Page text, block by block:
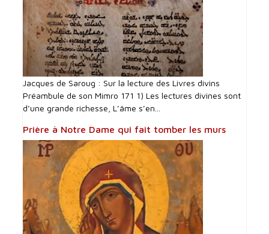
Jacques de Saroug : Sur la lecture des Livres divins
Préambule de son Mimro 171 1) Les lectures divines sont
d’une grande richesse, L’âme s’en...
Prière à Notre Dame qui fait tomber les murs